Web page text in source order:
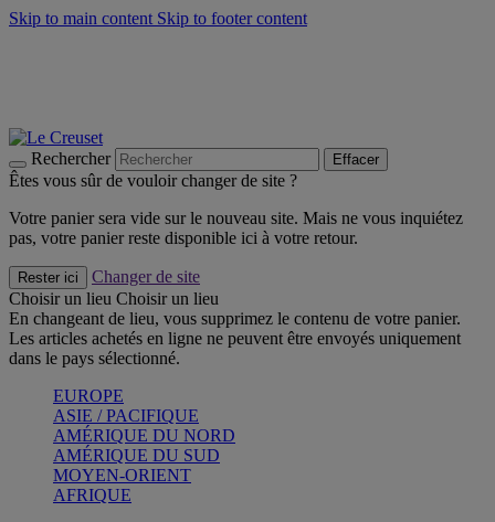
Skip to main content Skip to footer content
Rechercher Effacer
Êtes vous sûr de vouloir changer de site ?
Votre panier sera vide sur le nouveau site. Mais ne vous inquiétez
pas, votre panier reste disponible ici à votre retour.
Rester ici
Changer de site
Choisir un lieu Choisir un lieu
En changeant de lieu, vous supprimez le contenu de votre panier.
Les articles achetés en ligne ne peuvent être envoyés uniquement
dans le pays sélectionné.
EUROPE
ASIE / PACIFIQUE
AMÉRIQUE DU NORD
AMÉRIQUE DU SUD
MOYEN-ORIENT
AFRIQUE